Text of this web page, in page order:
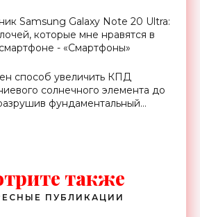
Samsung Galaxy Note 20 Ultra:
которые мне нравятся в
- «Смартфоны»
способ увеличить КПД
солнечного элемента до
фундаментальный
также
ПУБЛИКАЦИИ